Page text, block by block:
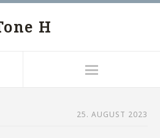
H
25. AUGUST 2023